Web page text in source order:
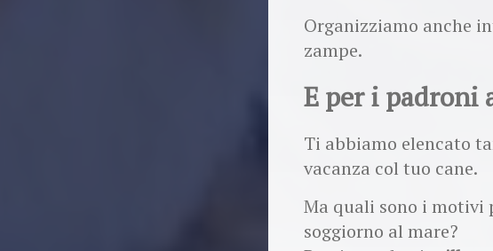
Organizziamo anche
zampe.
E per i padroni
Ti abbiamo elencato
vacanza col tuo cane.
Ma quali sono i motivi
soggiorno al mare?